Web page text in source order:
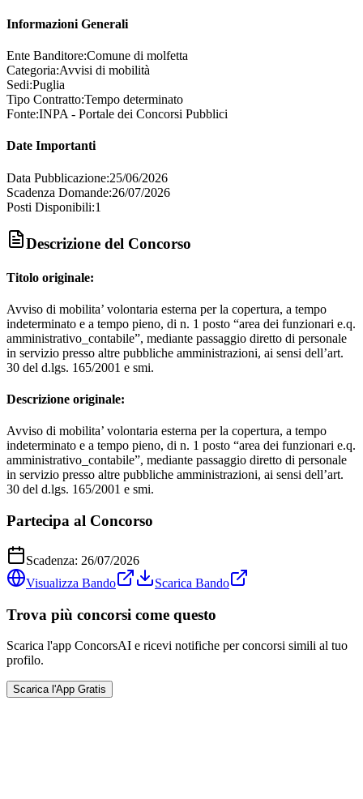
Informazioni Generali
Ente Banditore:Comune di molfetta
Categoria:Avvisi di mobilità
Sedi:Puglia
Tipo Contratto:Tempo determinato
Fonte:INPA - Portale dei Concorsi Pubblici
Date Importanti
Data Pubblicazione:25/06/2026
Scadenza Domande:26/07/2026
Posti Disponibili:1
Descrizione del Concorso
Titolo originale:
Avviso di mobilita’ volontaria esterna per la copertura, a tempo
indeterminato e a tempo pieno, di n. 1 posto “area dei funzionari e.q.
amministrativo_contabile”, mediante passaggio diretto di personale
in servizio presso altre pubbliche amministrazioni, ai sensi dell’art.
30 del d.lgs. 165/2001 e smi.
Descrizione originale:
Avviso di mobilita’ volontaria esterna per la copertura, a tempo
indeterminato e a tempo pieno, di n. 1 posto “area dei funzionari e.q.
amministrativo_contabile”, mediante passaggio diretto di personale
in servizio presso altre pubbliche amministrazioni, ai sensi dell’art.
30 del d.lgs. 165/2001 e smi.
Partecipa al Concorso
Scadenza: 26/07/2026
Visualizza Bando
Scarica Bando
Trova più concorsi come questo
Scarica l'app ConcorsAI e ricevi notifiche per concorsi simili al tuo
profilo.
Scarica l'App Gratis